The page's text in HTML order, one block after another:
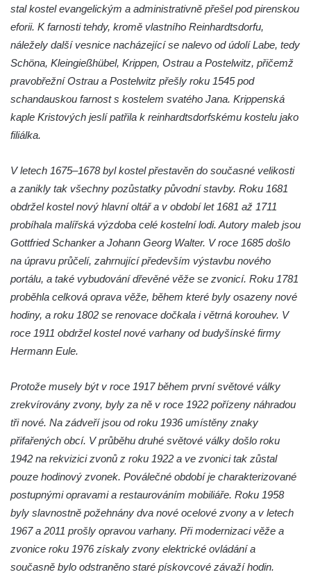
hora (Getsemanská zahrada)
Křížová cesta Římov – V. kaple – Smutná
duše
Křížová cesta Římov – IV. kaple – Pustá ves
Křížová cesta Římov – III. kaple – Stádní
Křížová cesta Římov – I. kaple – Loučení
Ježíše s Pannou Marií
Márnice na hřbitově v Římově
Kaple v Horním Třeboníně
Kaple Panny Marie v Horním Třeboníně
Kaple v severní části Dolního Třebonína
Márnice na hřbitově v Rybniště
Kaple u kostela svatého Jiljí v Lužci nad
Kostel svatého Jiljí v Lužci nad Vltavou
Kostel Nanebevzetí Panny Marie v Hostíně
u Vojkovic
Kaple svatého Bartoloměje v Bukolu
Hřbitovní kaple na hřbitově v Lužci nad
Vltavou
Márnice na hřbitově v Lužci nad Vltavou
stal kostel evangelickým a administrativně přešel pod pirenskou
eforii. K farnosti tehdy, kromě vlastního Reinhardtsdorfu,
náležely další vesnice nacházející se nalevo od údolí Labe, tedy
Schöna, Kleingießhübel, Krippen, Ostrau a Postelwitz, přičemž
pravobřežní Ostrau a Postelwitz přešly roku 1545 pod
schandauskou farnost s kostelem svatého Jana. Krippenská
kaple Kristových jeslí patřila k reinhardtsdorfskému kostelu jako
filiálka.
V letech 1675–1678 byl kostel přestavěn do současné velikosti
a zanikly tak všechny pozůstatky původní stavby. Roku 1681
obdržel kostel nový hlavní oltář a v období let 1681 až 1711
probíhala malířská výzdoba celé kostelní lodi. Autory maleb jsou
Gottfried Schanker a Johann Georg Walter. V roce 1685 došlo
na úpravu průčelí, zahrnující především výstavbu nového
portálu, a také vybudování dřevěné věže se zvonicí. Roku 1781
proběhla celková oprava věže, během které byly osazeny nové
hodiny, a roku 1802 se renovace dočkala i větrná korouhev. V
roce 1911 obdržel kostel nové varhany od budyšínské firmy
Hermann Eule.
Protože musely být v roce 1917 během první světové války
zrekvírovány zvony, byly za ně v roce 1922 pořízeny náhradou
tři nové. Na zádveří jsou od roku 1936 umístěny znaky
přifařených obcí. V průběhu druhé světové války došlo roku
1942 na rekvizici zvonů z roku 1922 a ve zvonici tak zůstal
pouze hodinový zvonek. Poválečné období je charakterizované
postupnými opravami a restaurováním mobiliáře. Roku 1958
byly slavnostně požehnány dva nové ocelové zvony a v letech
1967 a 2011 prošly opravou varhany. Při modernizaci věže a
zvonice roku 1976 získaly zvony elektrické ovládání a
současně bylo odstraněno staré pískovcové závaží hodin.